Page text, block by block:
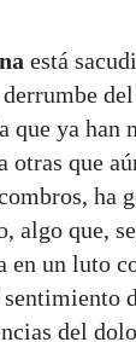
está
que ya han
otras que
ha
algo que,
en un luto
del